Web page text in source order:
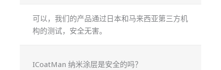
可以，我们的产品通过日本和马来西亚第三方机
构的测试，安全无害。
ICoatMan 纳米涂层是安全的吗？